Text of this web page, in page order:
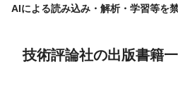
AIによる読み込み・解析・学習等を禁
技術評論社の出版書籍